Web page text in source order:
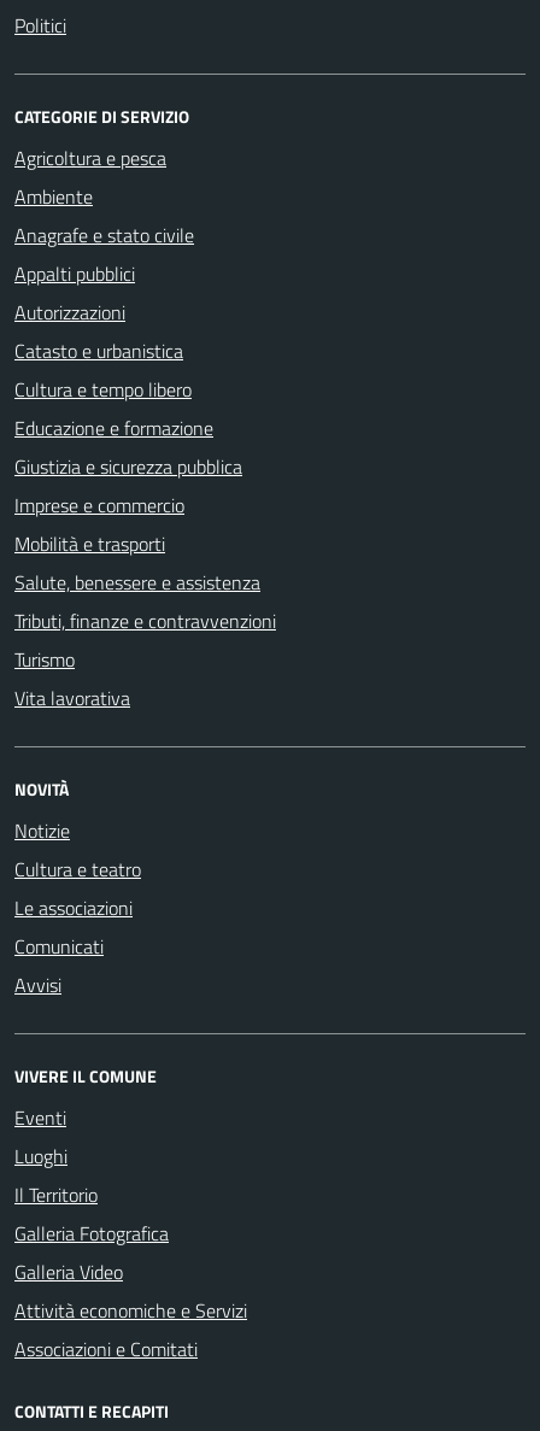
Politici
CATEGORIE DI SERVIZIO
Agricoltura e pesca
Ambiente
Anagrafe e stato civile
Appalti pubblici
Autorizzazioni
Catasto e urbanistica
Cultura e tempo libero
Educazione e formazione
Giustizia e sicurezza pubblica
Imprese e commercio
Mobilità e trasporti
Salute, benessere e assistenza
Tributi, finanze e contravvenzioni
Turismo
Vita lavorativa
NOVITÀ
Notizie
Cultura e teatro
Le associazioni
Comunicati
Avvisi
VIVERE IL COMUNE
Eventi
Luoghi
Il Territorio
Galleria Fotografica
Galleria Video
Attività economiche e Servizi
Associazioni e Comitati
CONTATTI E RECAPITI